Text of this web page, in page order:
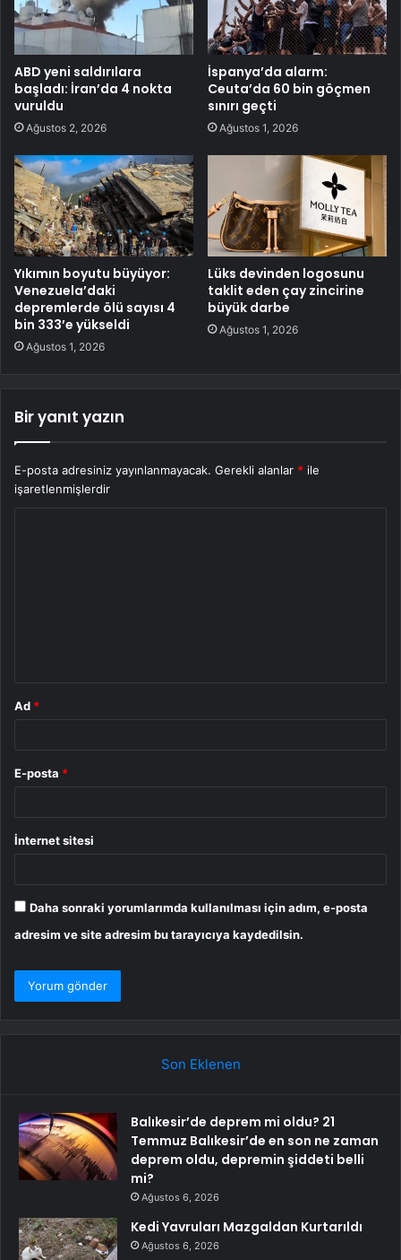
ABD yeni saldırılara
başladı: İran’da 4 nokta
vuruldu
Ağustos 2, 2026
İspanya’da alarm:
Ceuta’da 60 bin göçmen
sınırı geçti
Ağustos 1, 2026
Yıkımın boyutu büyüyor:
Venezuela’daki
depremlerde ölü sayısı 4
bin 333’e yükseldi
Ağustos 1, 2026
Lüks devinden logosunu
taklit eden çay zincirine
büyük darbe
Ağustos 1, 2026
Bir yanıt yazın
E-posta adresiniz yayınlanmayacak. Gerekli alanlar * ile
işaretlenmişlerdir
Ad *
E-posta *
İnternet sitesi
Daha sonraki yorumlarımda kullanılması için adım, e-posta
adresim ve site adresim bu tarayıcıya kaydedilsin.
Son Eklenen
Balıkesir’de deprem mi oldu? 21
Temmuz Balıkesir’de en son ne zaman
deprem oldu, depremin şiddeti belli
mi?
Ağustos 6, 2026
Kedi Yavruları Mazgaldan Kurtarıldı
Ağustos 6, 2026